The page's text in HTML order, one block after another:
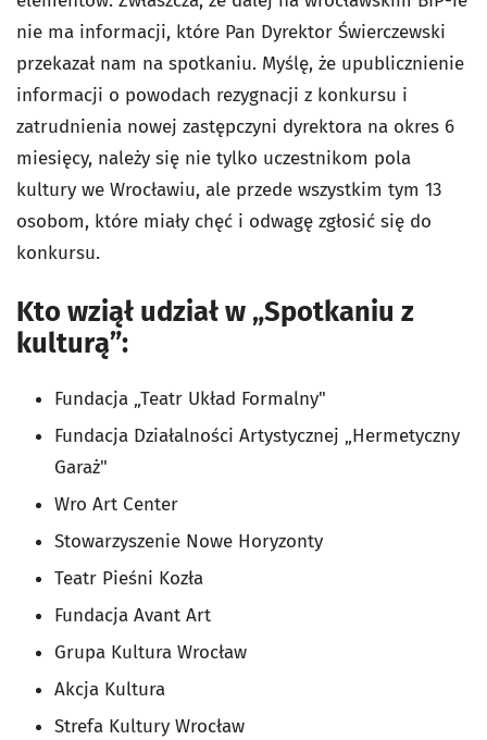
nie ma informacji, które Pan Dyrektor Świerczewski
przekazał nam na spotkaniu. Myślę, że upublicznienie
informacji o powodach rezygnacji z konkursu i
zatrudnienia nowej zastępczyni dyrektora na okres 6
miesięcy, należy się nie tylko uczestnikom pola
kultury we Wrocławiu, ale przede wszystkim tym 13
osobom, które miały chęć i odwagę zgłosić się do
konkursu.
Kto wziął udział w „Spotkaniu z
kulturą”:
Fundacja „Teatr Układ Formalny"
Fundacja Działalności Artystycznej „Hermetyczny
Garaż"
Wro Art Center
Stowarzyszenie Nowe Horyzonty
Teatr Pieśni Kozła
Fundacja Avant Art
Grupa Kultura Wrocław
Akcja Kultura
Strefa Kultury Wrocław